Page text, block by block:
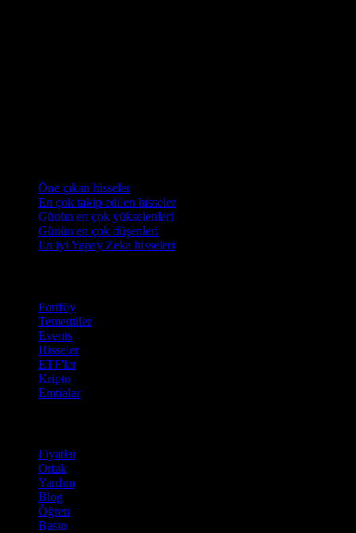
Öne çıkan hisseler
En çok takip edilen hisseler
Günün en çok yükselenleri
Günün en çok düşenleri
En iyi Yapay Zeka hisseleri
Portföy
Temettüler
Events
Hisseler
ETF'ler
Kripto
Emtialar
Fiyatlar
Ortak
Yardım
Blog
Öğren
Basın